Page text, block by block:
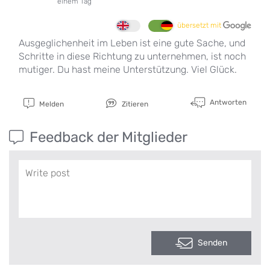
übersetzt mit
Ausgeglichenheit im Leben ist eine gute Sache, und
Schritte in diese Richtung zu unternehmen, ist noch
mutiger. Du hast meine Unterstützung. Viel Glück.
Melden Zitieren Antworten
Feedback der Mitglieder
Senden